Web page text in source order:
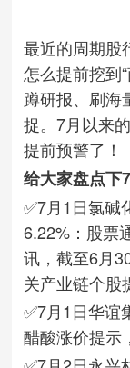
最近的周期股
怎么提前挖到
蹲研报、刷海
捉。7月以来
提前预警了！
给大家盘点下
✅7月1日氯碱
6.22%：股票
讯，截至6月
关产业链个股
✅7月1日华谊
醋酸涨价提示